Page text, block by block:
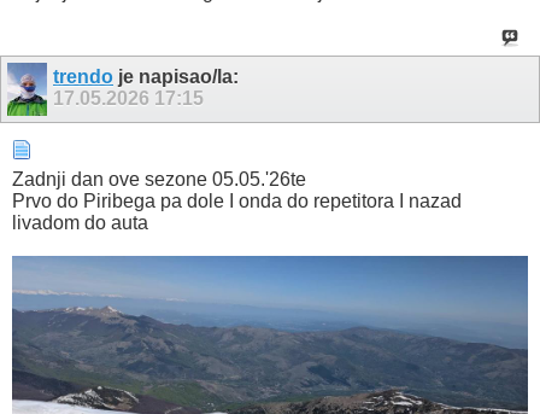
trendo je napisao/la:
17.05.2026 17:15
Zadnji dan ove sezone 05.05.'26te
Prvo do Piribega pa dole I onda do repetitora I nazad
livadom do auta